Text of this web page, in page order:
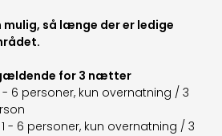
mulig, så længe der er ledige
for 3 nætter
6 personer, kun overnatning / 3
- 6 personer, kun overnatning / 3